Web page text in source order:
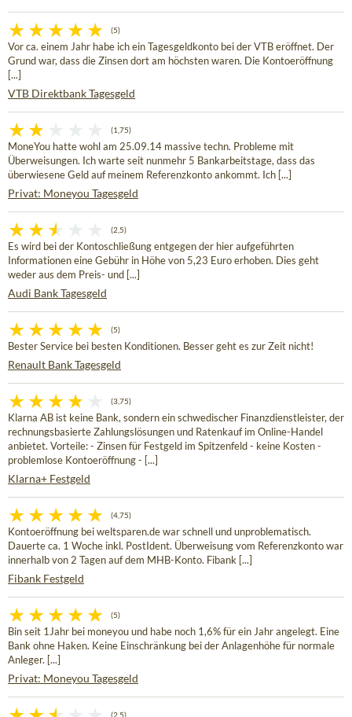
(5)
Vor ca. einem Jahr habe ich ein Tagesgeldkonto bei der VTB eröffnet. Der
Grund war, dass die Zinsen dort am höchsten waren. Die Kontoeröffnung
[...]
VTB Direktbank Tagesgeld
(1,75)
MoneYou hatte wohl am 25.09.14 massive techn. Probleme mit
Überweisungen. Ich warte seit nunmehr 5 Bankarbeitstage, dass das
überwiesene Geld auf meinem Referenzkonto ankommt. Ich [...]
Privat: Moneyou Tagesgeld
(2,5)
Es wird bei der Kontoschließung entgegen der hier aufgeführten
Informationen eine Gebühr in Höhe von 5,23 Euro erhoben. Dies geht
weder aus dem Preis- und [...]
Audi Bank Tagesgeld
(5)
Bester Service bei besten Konditionen. Besser geht es zur Zeit nicht!
Renault Bank Tagesgeld
(3,75)
Klarna AB ist keine Bank, sondern ein schwedischer Finanzdienstleister, der
rechnungsbasierte Zahlungslösungen und Ratenkauf im Online-Handel
anbietet. Vorteile: - Zinsen für Festgeld im Spitzenfeld - keine Kosten -
problemlose Kontoeröffnung - [...]
Klarna+ Festgeld
(4,75)
Kontoeröffnung bei weltsparen.de war schnell und unproblematisch.
Dauerte ca. 1 Woche inkl. PostIdent. Überweisung vom Referenzkonto war
innerhalb von 2 Tagen auf dem MHB-Konto. Fibank [...]
Fibank Festgeld
(5)
Bin seit 1Jahr bei moneyou und habe noch 1,6% für ein Jahr angelegt. Eine
Bank ohne Haken. Keine Einschränkung bei der Anlagenhöhe für normale
Anleger. [...]
Privat: Moneyou Tagesgeld
(2,5)